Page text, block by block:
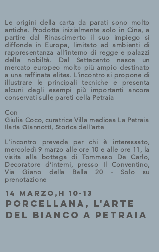
Le origini della carta da parati sono molto
antiche. Prodotta inizialmente solo in Cina, a
partire dal Rinascimento il suo impiego si
diffonde in Europa, limitato ad ambienti di
rappresentanza all’interno di regge e palazzi
della nobiltà. Dal Settecento nasce un
mercato europeo molto più ampio destinato
a una raffinata elites. L'incontro si propone di
illustrare le principali tecniche e presenta
alcuni degli esempi più importanti ancora
conservati sulle pareti della Petraia
Con
Giulia Coco, curatrice Villa medicea La Petraia
Ilaria Giannotti, Storica dell'arte
L'incontro prevede per chi è interessato,
mercoledì 9 marzo alle ore 10 e alle ore 11 , la
visita alla bottega di Tommaso De Carlo,
Decoratore d’interni, presso Il Conventino,
Via Giano della Bella 20 - Solo su
prenotazione
14 MARZO,H 10-13
PORCELLANA, L'ARTE
DEL BIANCO A PETRAIA